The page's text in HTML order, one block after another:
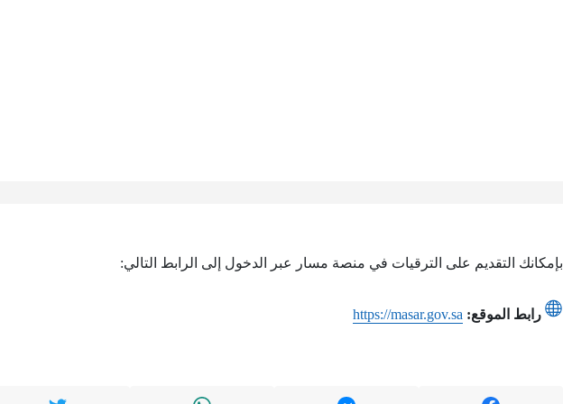
بإمكانك التقديم على الترقيات في منصة مسار عبر الدخول إلى الرابط التالي:
رابط الموقع: https://masar.gov.sa